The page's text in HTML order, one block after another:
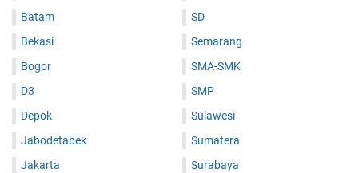
Batam
Bekasi
Bogor
D3
Depok
Jabodetabek
Jakarta
SD
Semarang
SMA-SMK
SMP
Sulawesi
Sumatera
Surabaya